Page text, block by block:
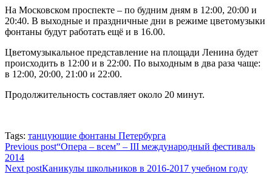
На Московском проспекте – по будним дням в 12:00, 20:00 и
20:40. В выходные и праздничные дни в режиме цветомузыки
фонтаны будут работать ещё и в 16.00.
Цветомузыкальное представление на площади Ленина будет
происходить в 12:00 и в 22:00. По выходным в два раза чаще:
в 12:00, 20:00, 21:00 и 22:00.
Продолжительность составляет около 20 минут.
Tags: танцующие фонтаны Петербурга
Previous post“Опера – всем” – III международный фестиваль
2014
Next postКаникулы школьников в 2016-2017 учебном году